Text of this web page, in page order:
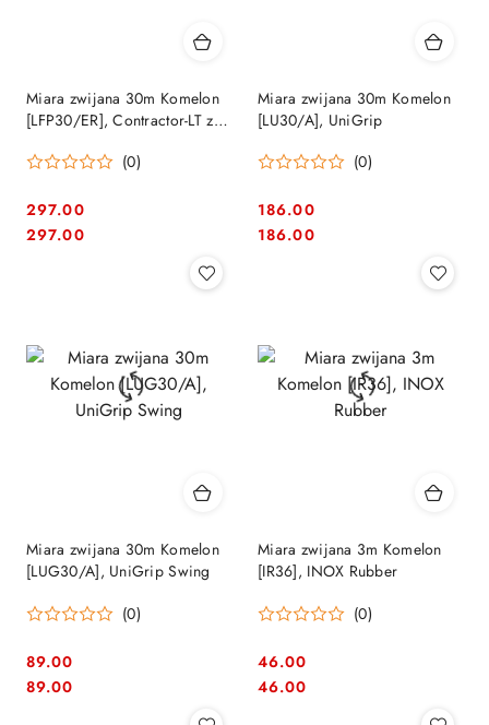
Miara zwijana 30m Komelon
[LFP30/ER], Contractor-LT z
(0)
Cena:
297.00
Cena:
297.00
Miara zwijana 30m Komelon
[LU30/A], UniGrip
(0)
Cena:
186.00
Cena:
186.00
Miara zwijana 30m Komelon
[LUG30/A], UniGrip Swing
(0)
Cena:
89.00
Cena:
89.00
Miara zwijana 3m Komelon
[IR36], INOX Rubber
(0)
Cena:
46.00
Cena:
46.00